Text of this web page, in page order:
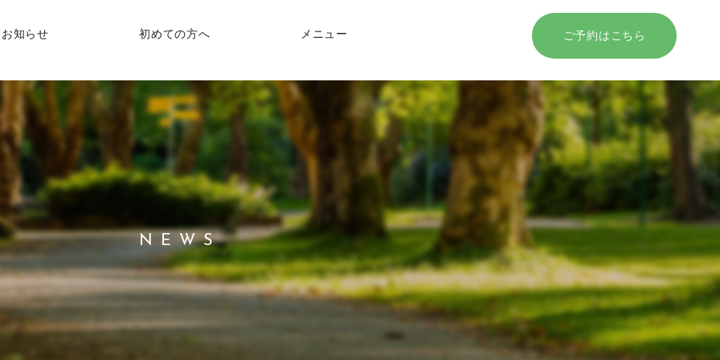
お知らせ 初めての方へ メニュー ご予約はこちら
NEWS